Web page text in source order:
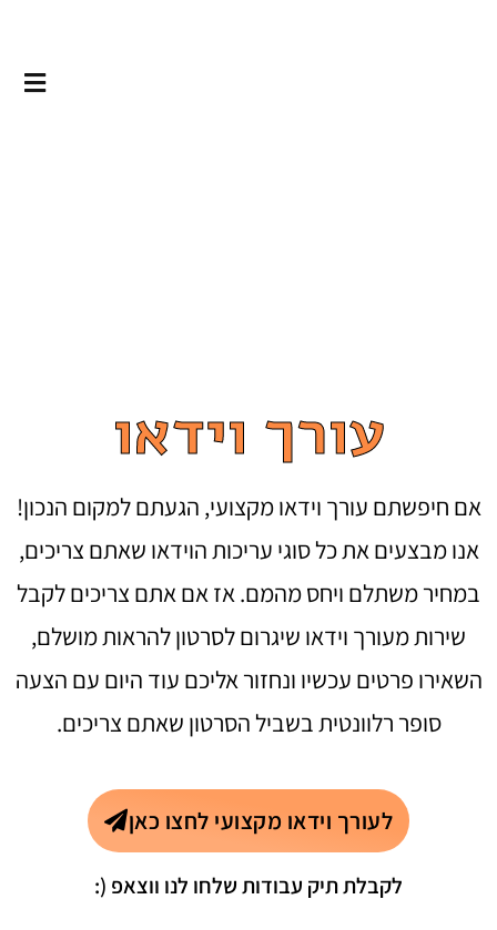
עורך וידאו
אם חיפשתם עורך וידאו מקצועי, הגעתם למקום הנכון!
אנו מבצעים את כל סוגי עריכות הוידאו שאתם צריכים,
במחיר משתלם ויחס מהמם. אז אם אתם צריכים לקבל
שירות מעורך וידאו שיגרום לסרטון להראות מושלם,
השאירו פרטים עכשיו ונחזור אליכם עוד היום עם הצעה
סופר רלוונטית בשביל הסרטון שאתם צריכים.
לעורך וידאו מקצועי לחצו כאן
לקבלת תיק עבודות שלחו לנו ווצאפ (: